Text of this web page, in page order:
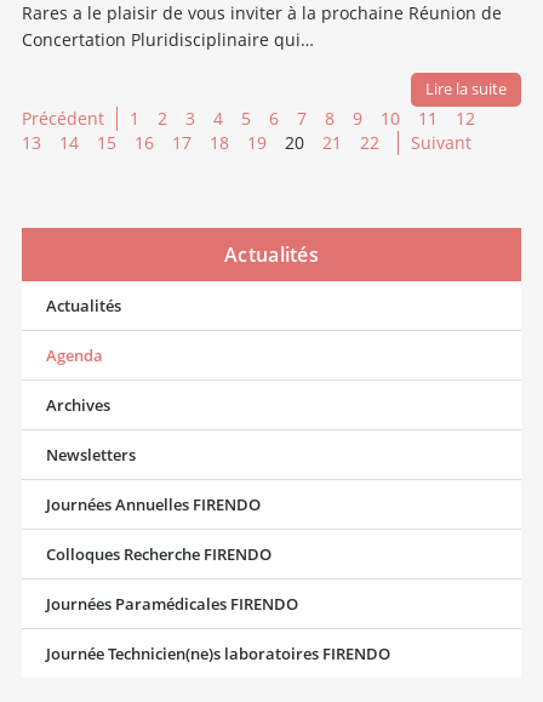
Rares a le plaisir de vous inviter à la prochaine Réunion de
Concertation Pluridisciplinaire qui…
Lire la suite
Précédent 1 2 3 4 5 6 7 8 9 10 11
12
13
14 15 16 17 18 19 20 21 22 Suivant
Actualités
Actualités
Agenda
Archives
Newsletters
Journées Annuelles FIRENDO
Colloques Recherche FIRENDO
Journées Paramédicales FIRENDO
Journée Technicien(ne)s laboratoires FIRENDO